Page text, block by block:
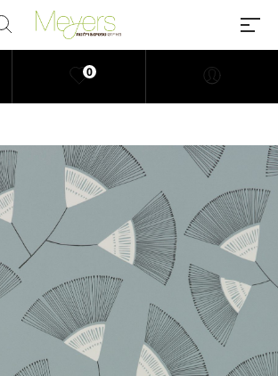
Millions of people around the
world visit Envato to buy and sell
creative assets, use smart design
templates, learn creative skills or
even hire freelancers. With an
industry-leading marketplace
paired with an unlimited
subscription service, Envato
helps creatives like you get
projects done faster.
0